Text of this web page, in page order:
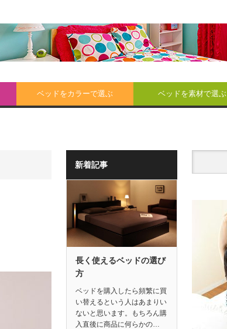
ベッドをカラーで選ぶ ベッドを素材で選ぶ
新着記事
長く使えるベッドの選び
方
ベッドを購入したら頻繁に買
い替えるという人はあまりい
ないと思います。もちろん購
入直後に商品に何らかの…